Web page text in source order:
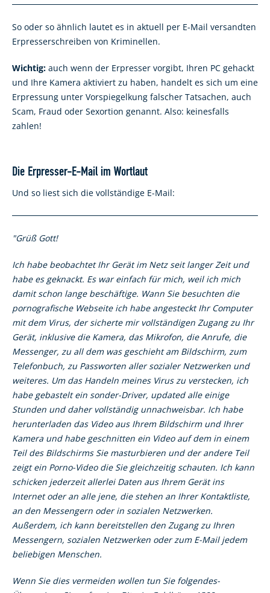
So oder so ähnlich lautet es in aktuell per E-Mail versandten
Erpresserschreiben von Kriminellen.
Wichtig: auch wenn der Erpresser vorgibt, Ihren PC gehackt
und Ihre Kamera aktiviert zu haben, handelt es sich um eine
Erpressung unter Vorspiegelkung falscher Tatsachen, auch
Scam, Fraud oder Sexortion genannt. Also: keinesfalls
zahlen!
Die Erpresser-E-Mail im Wortlaut
Und so liest sich die vollständige E-Mail:
"Grüß Gott!
Ich habe beobachtet Ihr Gerät im Netz seit langer Zeit und
habe es geknackt. Es war einfach für mich, weil ich mich
damit schon lange beschäftige. Wann Sie besuchten die
pornografische Webseite ich habe angesteckt Ihr Computer
mit dem Virus, der sicherte mir vollständigen Zugang zu Ihr
Gerät, inklusive die Kamera, das Mikrofon, die Anrufe, die
Messenger, zu all dem was geschieht am Bildschirm, zum
Telefonbuch, zu Passworten aller sozialer Netzwerken und
weiteres. Um das Handeln meines Virus zu verstecken, ich
habe gebastelt ein sonder-Driver, updated alle einige
Stunden und daher vollständig unnachweisbar. Ich habe
herunterladen das Video aus Ihrem Bildschirm und Ihrer
Kamera und habe geschnitten ein Video auf dem in einem
Teil des Bildschirms Sie masturbieren und der andere Teil
zeigt ein Porno-Video die Sie gleichzeitig schauten. Ich kann
schicken jederzeit allerlei Daten aus Ihrem Gerät ins
Internet oder an alle jene, die stehen an Ihrer Kontaktliste,
an den Messengern oder in sozialen Netzwerken.
Außerdem, ich kann bereitstellen den Zugang zu Ihren
Messengern, sozialen Netzwerken oder zum E-Mail jedem
beliebigen Menschen.
Wenn Sie dies vermeiden wollen tun Sie folgendes-